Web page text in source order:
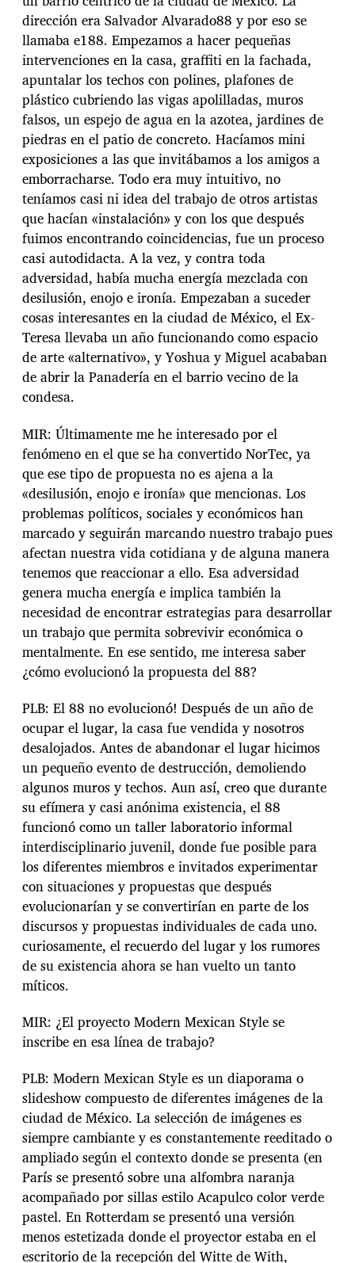
dirección era Salvador Alvarado88 y por eso se
llamaba e188. Empezamos a hacer pequeñas
intervenciones en la casa, graffiti en la fachada,
apuntalar los techos con polines, plafones de
plástico cubriendo las vigas apolilladas, muros
falsos, un espejo de agua en la azotea, jardines de
piedras en el patio de concreto. Hacíamos mini
exposiciones a las que invitábamos a los amigos a
emborracharse. Todo era muy intuitivo, no
teníamos casi ni idea del trabajo de otros artistas
que hacían «instalación» y con los que después
fuimos encontrando coincidencias, fue un proceso
casi autodidacta. A la vez, y contra toda
adversidad, había mucha energía mezclada con
desilusión, enojo e ironía. Empezaban a suceder
cosas interesantes en la ciudad de México, el Ex-
Teresa llevaba un año funcionando como espacio
de arte «alternativo», y Yoshua y Miguel acababan
de abrir la Panadería en el barrio vecino de la
condesa.
MIR: Últimamente me he interesado por el
fenómeno en el que se ha convertido NorTec, ya
que ese tipo de propuesta no es ajena a la
«desilusión, enojo e ironía» que mencionas. Los
problemas políticos, sociales y económicos han
marcado y seguirán marcando nuestro trabajo pues
afectan nuestra vida cotidiana y de alguna manera
tenemos que reaccionar a ello. Esa adversidad
genera mucha energía e implica también la
necesidad de encontrar estrategias para desarrollar
un trabajo que permita sobrevivir económica o
mentalmente. En ese sentido, me interesa saber
¿cómo evolucionó la propuesta del 88?
PLB: El 88 no evolucionó! Después de un año de
ocupar el lugar, la casa fue vendida y nosotros
desalojados. Antes de abandonar el lugar hicimos
un pequeño evento de destrucción, demoliendo
algunos muros y techos. Aun así, creo que durante
su efímera y casi anónima existencia, el 88
funcionó como un taller laboratorio informal
interdisciplinario juvenil, donde fue posible para
los diferentes miembros e invitados experimentar
con situaciones y propuestas que después
evolucionarían y se convertirían en parte de los
discursos y propuestas individuales de cada uno.
curiosamente, el recuerdo del lugar y los rumores
de su existencia ahora se han vuelto un tanto
míticos.
MIR: ¿El proyecto Modern Mexican Style se
inscribe en esa línea de trabajo?
PLB: Modern Mexican Style es un diaporama o
slideshow compuesto de diferentes imágenes de la
ciudad de México. La selección de imágenes es
siempre cambiante y es constantemente reeditado o
ampliado según el contexto donde se presenta (en
París se presentó sobre una alfombra naranja
acompañado por sillas estilo Acapulco color verde
pastel. En Rotterdam se presentó una versión
menos estetizada donde el proyector estaba en el
escritorio de la recepción del Witte de With,